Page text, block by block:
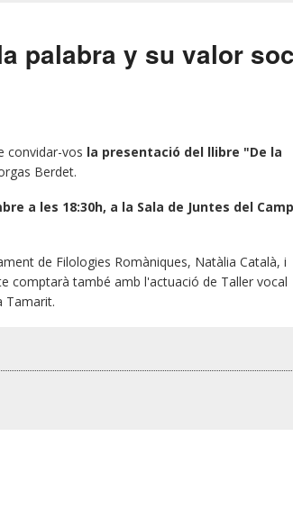
palabra y su valor
convidar-vos la presentació del llibre "De la
Berdet.
a les 18:30h, a la Sala de Juntes del
de Filologies Romàniques, Natàlia Català, i
comptarà també amb l'actuació de Taller vocal
Tamarit.